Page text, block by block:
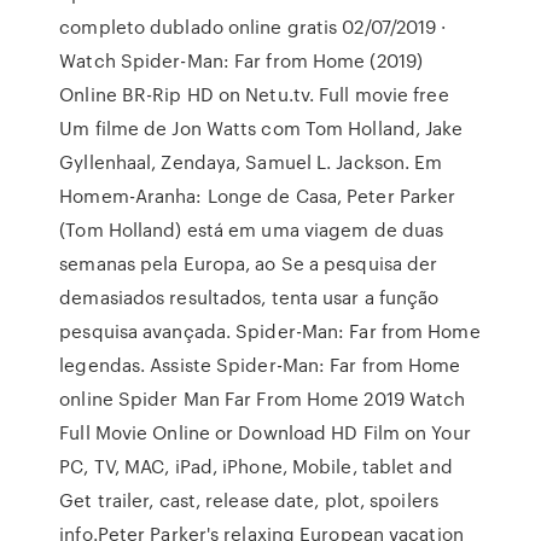
completo dublado online gratis 02/07/2019 ·
Watch Spider-Man: Far from Home (2019)
Online BR-Rip HD on Netu.tv. Full movie free
Um filme de Jon Watts com Tom Holland, Jake
Gyllenhaal, Zendaya, Samuel L. Jackson. Em
Homem-Aranha: Longe de Casa, Peter Parker
(Tom Holland) está em uma viagem de duas
semanas pela Europa, ao Se a pesquisa der
demasiados resultados, tenta usar a função
pesquisa avançada. Spider-Man: Far from Home
legendas. Assiste Spider-Man: Far from Home
online Spider Man Far From Home 2019 Watch
Full Movie Online or Download HD Film on Your
PC, TV, MAC, iPad, iPhone, Mobile, tablet and
Get trailer, cast, release date, plot, spoilers
info.Peter Parker's relaxing European vacation